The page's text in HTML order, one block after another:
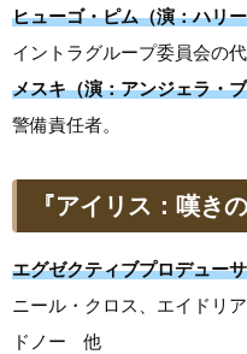
ヒューゴ・ピム（演：ハリ
イントラグループ委員会の代
メスキ（演：アンジェラ・
警備責任者。
『アイリス：嘆き
エグゼクティブプロデュー
ニール・クロス、エイドリ
ドノー 他